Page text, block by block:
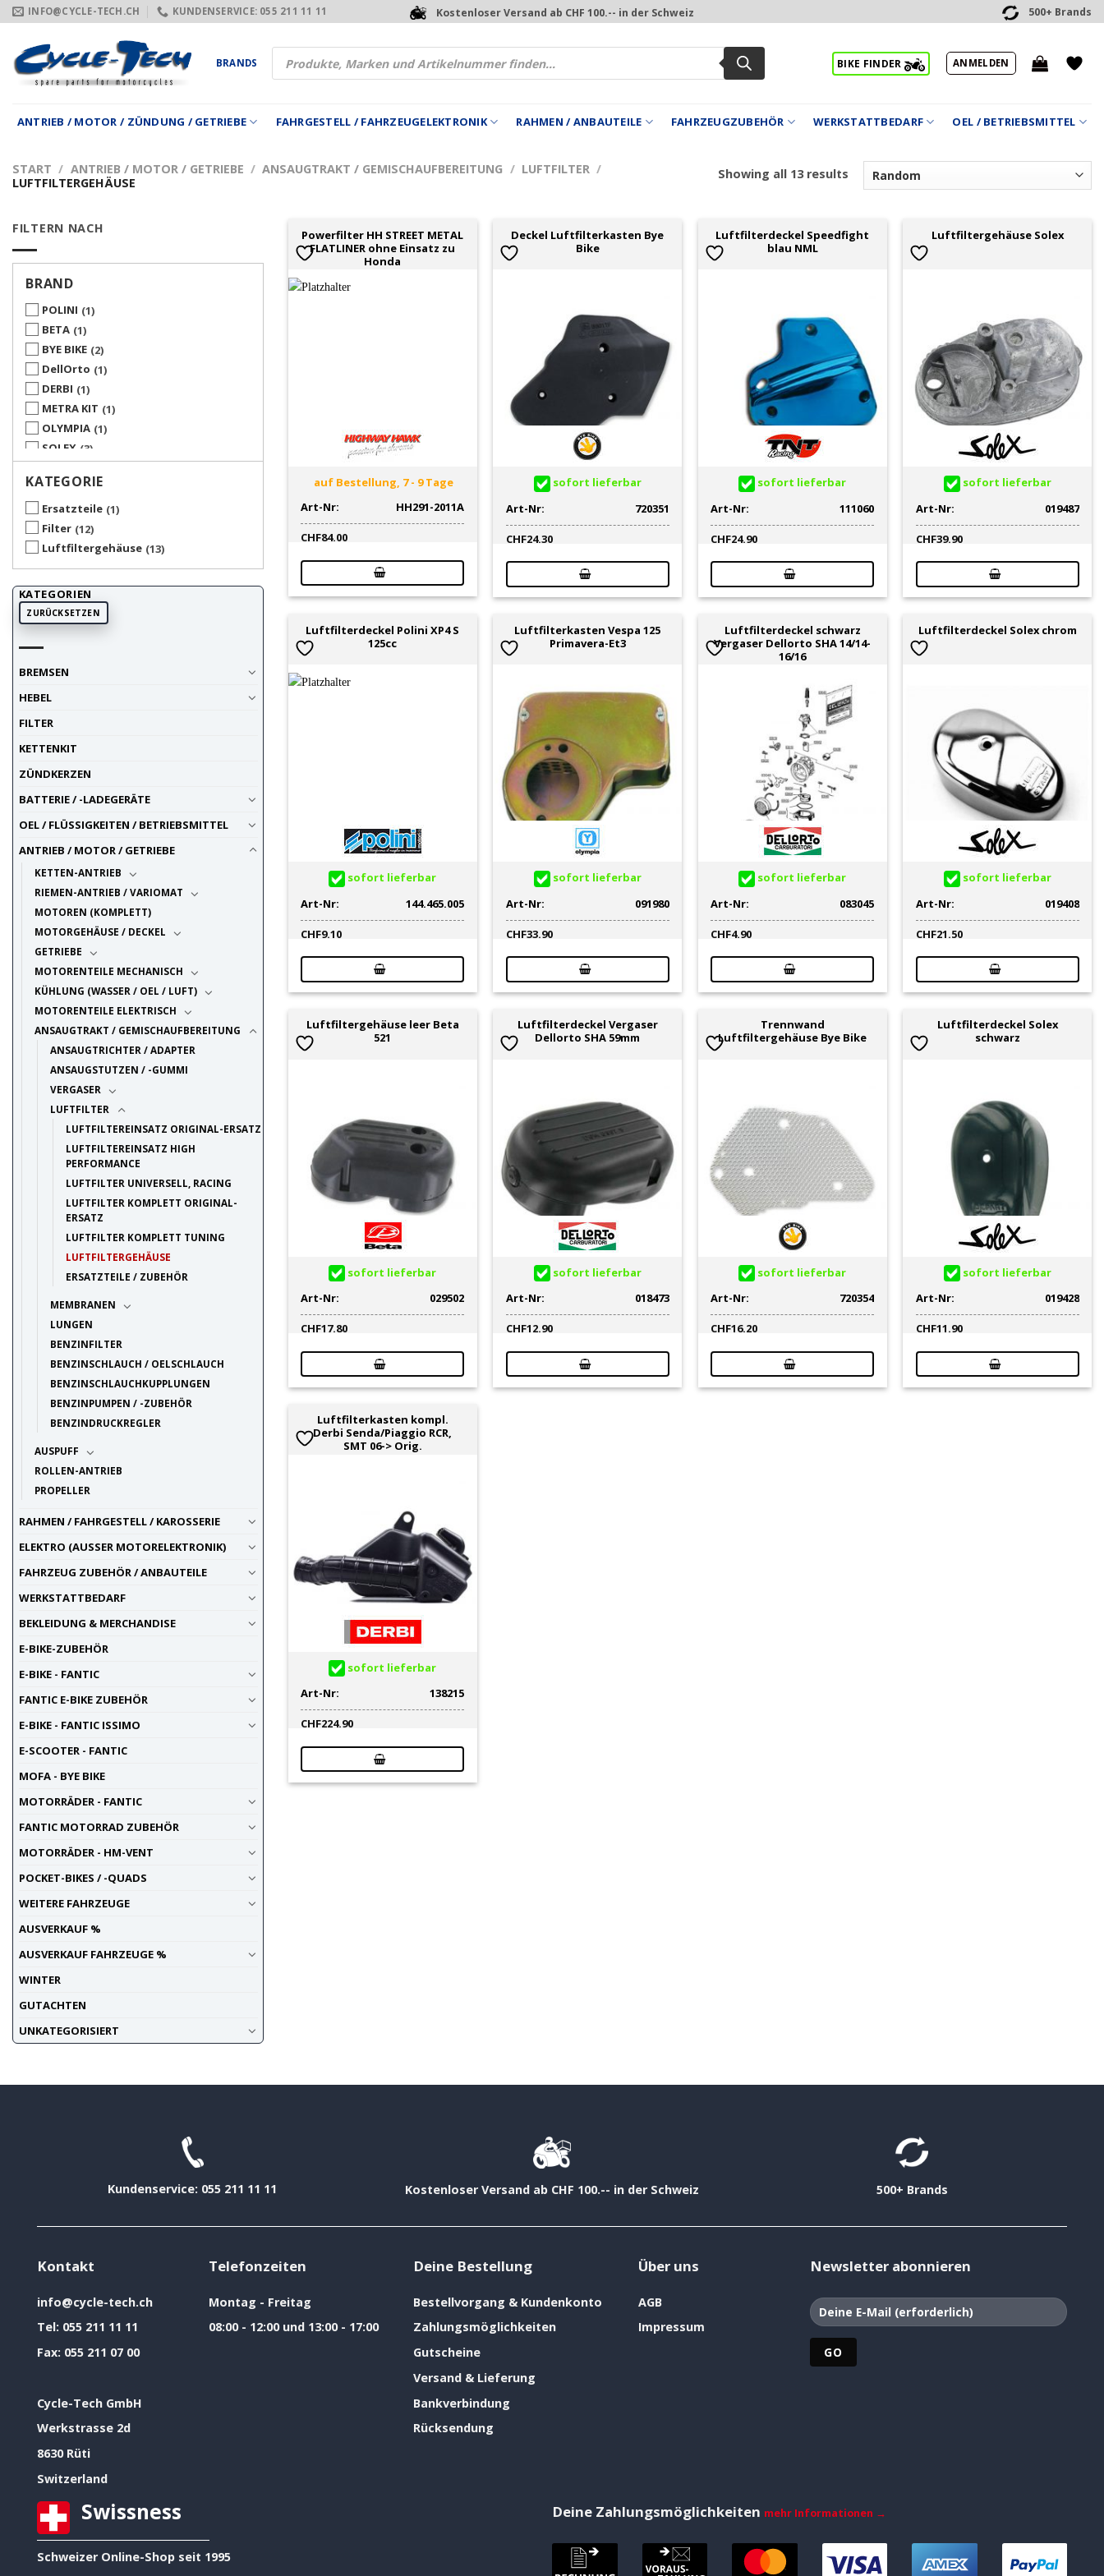
Zum
Inhalt
springen
INFO@CYCLE-TECH.CH KUNDENSERVICE: 055 211 11 11 Kostenloser Versand ab CHF 100.-- in der Schweiz 500+ Brands
BRANDS
Products
search
BIKE FINDER ANMELDEN
ANTRIEB / MOTOR / ZÜNDUNG / GETRIEBE FAHRGESTELL / FAHRZEUGELEKTRONIK RAHMEN / ANBAUTEILE FAHRZEUGZUBEHÖR WERKSTATTBEDARF OEL / BETRIEBSMITTEL
START / ANTRIEB / MOTOR / GETRIEBE / ANSAUGTRAKT / GEMISCHAUFBEREITUNG / LUFTFILTER /
LUFTFILTERGEHÄUSE
Showing all 13 results
FILTERN NACH
BRAND
POLINI 1
BETA 1
BYE BIKE 2
DellOrto 1
DERBI 1
METRA KIT 1
OLYMPIA 1
SOLEX 3
KATEGORIE
Ersatzteile 1
Filter 12
Luftfiltergehäuse 13
KATEGORIEN
ZURÜCKSETZEN
BREMSEN
HEBEL
FILTER
KETTENKIT
ZÜNDKERZEN
BATTERIE / -LADEGERÄTE
OEL / FLÜSSIGKEITEN / BETRIEBSMITTEL
ANTRIEB / MOTOR / GETRIEBE
KETTEN-ANTRIEB
RIEMEN-ANTRIEB / VARIOMAT
MOTOREN (KOMPLETT)
MOTORGEHÄUSE / DECKEL
GETRIEBE
MOTORENTEILE MECHANISCH
KÜHLUNG (WASSER / OEL / LUFT)
MOTORENTEILE ELEKTRISCH
ANSAUGTRAKT / GEMISCHAUFBEREITUNG
ANSAUGTRICHTER / ADAPTER
ANSAUGSTUTZEN / -GUMMI
VERGASER
LUFTFILTER
LUFTFILTEREINSATZ ORIGINAL-ERSATZ
LUFTFILTEREINSATZ HIGH
PERFORMANCE
LUFTFILTER UNIVERSELL, RACING
LUFTFILTER KOMPLETT ORIGINAL-
ERSATZ
LUFTFILTER KOMPLETT TUNING
LUFTFILTERGEHÄUSE
ERSATZTEILE / ZUBEHÖR
MEMBRANEN
LUNGEN
BENZINFILTER
BENZINSCHLAUCH / OELSCHLAUCH
BENZINSCHLAUCHKUPPLUNGEN
BENZINPUMPEN / -ZUBEHÖR
BENZINDRUCKREGLER
AUSPUFF
ROLLEN-ANTRIEB
PROPELLER
RAHMEN / FAHRGESTELL / KAROSSERIE
ELEKTRO (AUSSER MOTORELEKTRONIK)
FAHRZEUG ZUBEHÖR / ANBAUTEILE
WERKSTATTBEDARF
BEKLEIDUNG & MERCHANDISE
E-BIKE-ZUBEHÖR
E-BIKE - FANTIC
FANTIC E-BIKE ZUBEHÖR
E-BIKE - FANTIC ISSIMO
E-SCOOTER - FANTIC
MOFA - BYE BIKE
MOTORRÄDER - FANTIC
FANTIC MOTORRAD ZUBEHÖR
MOTORRÄDER - HM-VENT
POCKET-BIKES / -QUADS
WEITERE FAHRZEUGE
AUSVERKAUF %
AUSVERKAUF FAHRZEUGE %
WINTER
GUTACHTEN
UNKATEGORISIERT
Powerfilter HH STREET METAL
FLATLINER ohne Einsatz zu
Honda
auf Bestellung, 7 - 9 Tage
Art-Nr:
HH291-2011A
CHF84.00
Deckel Luftfilterkasten Bye
Bike
sofort lieferbar
Art-Nr:
720351
CHF24.30
Luftfilterdeckel Speedfight
blau NML
sofort lieferbar
Art-Nr:
111060
CHF24.90
Luftfiltergehäuse Solex
sofort lieferbar
Art-Nr:
019487
CHF39.90
Luftfilterdeckel Polini XP4 S
125cc
sofort lieferbar
Art-Nr:
144.465.005
CHF9.10
Luftfilterkasten Vespa 125
Primavera-Et3
sofort lieferbar
Art-Nr:
091980
CHF33.90
Luftfilterdeckel schwarz
Vergaser Dellorto SHA 14/14-
16/16
sofort lieferbar
Art-Nr:
083045
CHF4.90
Luftfilterdeckel Solex chrom
sofort lieferbar
Art-Nr:
019408
CHF21.50
Luftfiltergehäuse leer Beta
521
sofort lieferbar
Art-Nr:
029502
CHF17.80
Luftfilterdeckel Vergaser
Dellorto SHA 59mm
sofort lieferbar
Art-Nr:
018473
CHF12.90
Trennwand
Luftfiltergehäuse Bye Bike
sofort lieferbar
Art-Nr:
720354
CHF16.20
Luftfilterdeckel Solex
schwarz
sofort lieferbar
Art-Nr:
019428
CHF11.90
Luftfilterkasten kompl.
Derbi Senda/Piaggio RCR,
SMT 06-> Orig.
sofort lieferbar
Art-Nr:
138215
CHF224.90
Kundenservice: 055 211 11 11 Kostenloser Versand ab CHF 100.-- in der Schweiz 500+ Brands
Kontakt
info@cycle-tech.ch
Tel: 055 211 11 11
Fax: 055 211 07 00
Cycle-Tech GmbH
Werkstrasse 2d
8630 Rüti
Switzerland
Telefonzeiten
Montag - Freitag
08:00 - 12:00 und 13:00 - 17:00
Deine Bestellung
Bestellvorgang & Kundenkonto
Zahlungsmöglichkeiten
Gutscheine
Versand & Lieferung
Bankverbindung
Rücksendung
Über uns
AGB
Impressum
Newsletter abonnieren
Swissness
Schweizer Online-Shop seit 1995
Deine Zahlungsmöglichkeiten mehr Informationen →